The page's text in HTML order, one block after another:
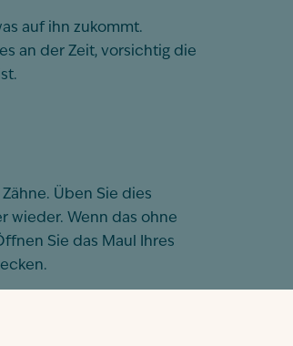
auf ihn zukommt.
an der Zeit, vorsichtig die
Üben Sie dies
wieder. Wenn das ohne
Sie das Maul Ihres